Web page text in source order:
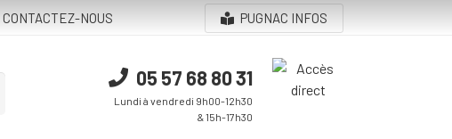
CONTACTEZ-NOUS PUGNAC INFOS
05 57 68 80 31
Lundi à vendredi 9h00-12h30
& 15h-17h30